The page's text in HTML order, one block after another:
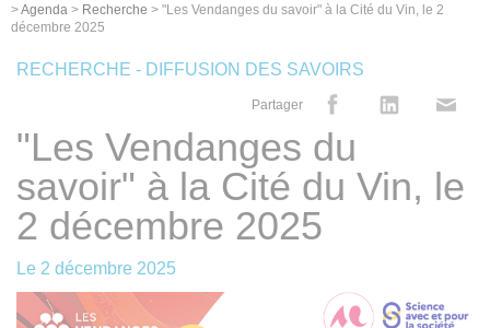
>Agenda > Recherche > "Les Vendanges du savoir" à la Cité du Vin, le 2
décembre 2025
RECHERCHE - DIFFUSION DES SAVOIRS
Partager
"Les Vendanges du
savoir" à la Cité du Vin, le
2 décembre 2025
Le 2 décembre 2025